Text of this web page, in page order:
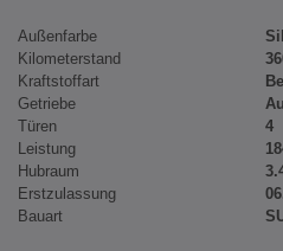
Außenfarbe
Kilometerstand
Kraftstoffart
Getriebe
Türen
4
Leistung
Hubraum
Erstzulassung
Bauart